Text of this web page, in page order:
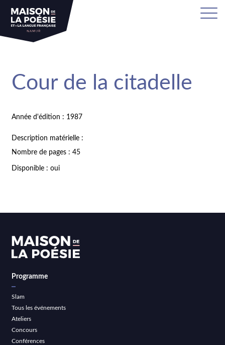
Cour de la citadelle
Année d'édition : 1987
Description matérielle :
Nombre de pages : 45
Disponible : oui
Programme
Slam
Tous les événements
Ateliers
Concours
Conférences